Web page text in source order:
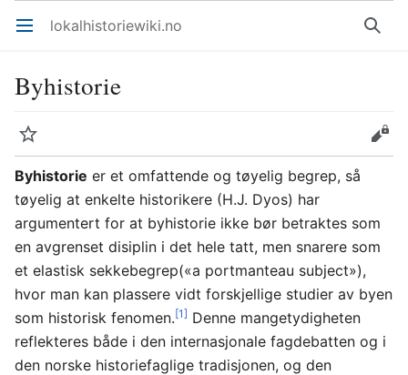
Åpne hovedmenyen lokalhistoriewiki.no Søk
Byhistorie
Overvåk
Rediger
Byhistorie er et omfattende og tøyelig begrep, så
tøyelig at enkelte historikere (H.J. Dyos) har
argumentert for at byhistorie ikke bør betraktes som
en avgrenset disiplin i det hele tatt, men snarere som
et elastisk sekkebegrep(«a portmanteau subject»),
hvor man kan plassere vidt forskjellige studier av byen
som historisk fenomen.[1] Denne mangetydigheten
reflekteres både i den internasjonale fagdebatten og i
den norske historiefaglige tradisjonen, og den